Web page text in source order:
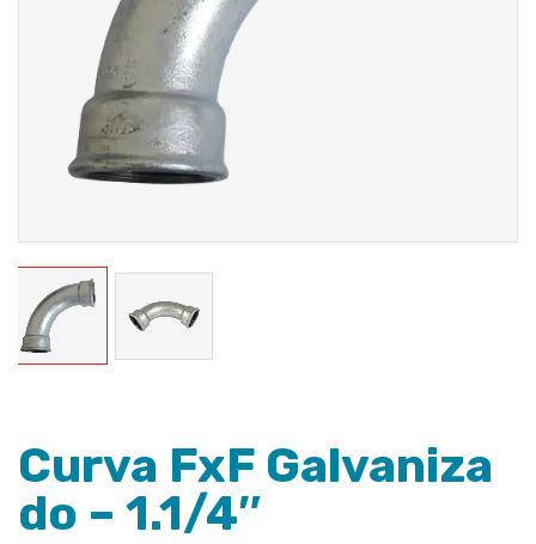
Curva FxF Galvaniza
do – 1.1/4″